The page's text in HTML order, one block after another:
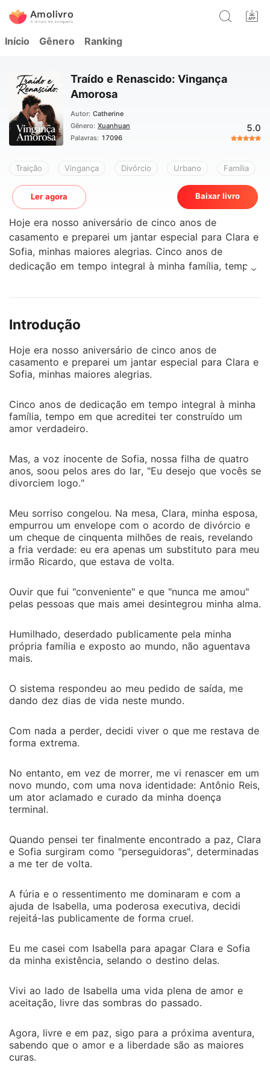
Início Gênero Ranking
Traído e Renascido: Vingança
Amorosa
Autor: Catherine
Gênero: Xuanhuan
Palavras: 17096
5.0
Traição Vingança Divórcio Urbano Família
Ler agora Baixar livro
Hoje era nosso aniversário de cinco anos de
casamento e preparei um jantar especial para Clara e
Sofia, minhas maiores alegrias. Cinco anos de
dedicação em tempo integral à minha família, tempo
divorciem logo." Meu sorriso congelou. Na mesa,
acordo de divórcio e um cheque de cinquenta
milhões de reais, revelando a fria verdade: eu era
apenas um substituto para meu irmão Ricardo, que
"nunca me amou" pelas pessoas que mais amei
desintegrou minha alma. Humilhado, deserdado
mundo, não aguentava mais. O sistema respondeu ao
meu pedido de saída, me dando dez dias de vida
neste mundo. Com nada a perder, decidi viver o que
morrer, me vi renascer em um novo mundo, com uma
nova identidade: Antônio Reis, um ator aclamado e
curado da minha doença terminal. Quando pensei ter
finalmente encontrado a paz, Clara e Sofia surgiram
como "perseguidoras", determinadas a me ter de
volta. A fúria e o ressentimento me dominaram e com
a ajuda de Isabella, uma poderosa executiva, decidi
com Isabella para apagar Clara e Sofia da minha
existência, selando o destino delas. Vivi ao lado de
Isabella uma vida plena de amor e aceitação, livre
para a próxima aventura, sabendo que o amor e a
liberdade são as maiores curas.
Introdução
Hoje era nosso aniversário de cinco anos de
casamento e preparei um jantar especial para Clara e
Sofia, minhas maiores alegrias.
Cinco anos de dedicação em tempo integral à minha
família, tempo em que acreditei ter construído um
amor verdadeiro.
Mas, a voz inocente de Sofia, nossa filha de quatro
anos, soou pelos ares do lar, "Eu desejo que vocês se
divorciem logo."
Meu sorriso congelou. Na mesa, Clara, minha esposa,
empurrou um envelope com o acordo de divórcio e
um cheque de cinquenta milhões de reais, revelando
a fria verdade: eu era apenas um substituto para meu
irmão Ricardo, que estava de volta.
Ouvir que fui "conveniente" e que "nunca me amou"
pelas pessoas que mais amei desintegrou minha alma.
Humilhado, deserdado publicamente pela minha
própria família e exposto ao mundo, não aguentava
mais.
O sistema respondeu ao meu pedido de saída, me
dando dez dias de vida neste mundo.
Com nada a perder, decidi viver o que me restava de
forma extrema.
No entanto, em vez de morrer, me vi renascer em um
novo mundo, com uma nova identidade: Antônio Reis,
um ator aclamado e curado da minha doença
terminal.
Quando pensei ter finalmente encontrado a paz, Clara
e Sofia surgiram como "perseguidoras", determinadas
a me ter de volta.
A fúria e o ressentimento me dominaram e com a
ajuda de Isabella, uma poderosa executiva, decidi
rejeitá-las publicamente de forma cruel.
Eu me casei com Isabella para apagar Clara e Sofia
da minha existência, selando o destino delas.
Vivi ao lado de Isabella uma vida plena de amor e
aceitação, livre das sombras do passado.
Agora, livre e em paz, sigo para a próxima aventura,
sabendo que o amor e a liberdade são as maiores
curas.